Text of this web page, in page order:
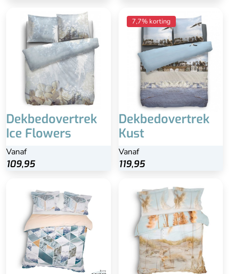
Dekbedovertrek
Ice Flowers
Vanaf
109,95
7,7% korting
Dekbedovertrek
Kust
Vanaf
119,95
100% katoen-satijn
Beide kanten print
Kreukvrij
Heerlijk zacht en mooie
glans